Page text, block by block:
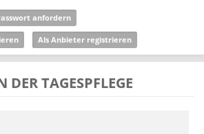
anfordern
Als Anbieter registrieren
DER TAGESPFLEGE